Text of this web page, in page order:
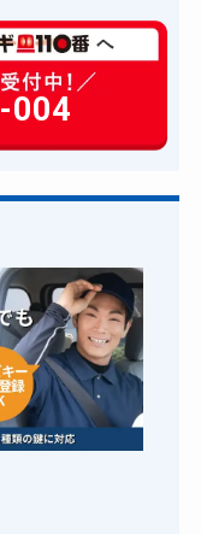
6,600円～(税込)
14,300円～(税込)
14,300円～(税込)
16,500円～(税込)
8,800円～(税込)
14,300円～(税込)
11,000円～(税込)
8,800円～(税込)
004